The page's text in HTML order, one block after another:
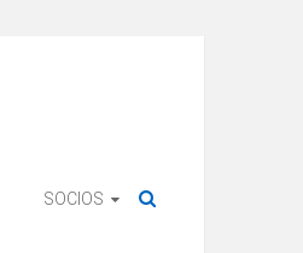
SOCIOS